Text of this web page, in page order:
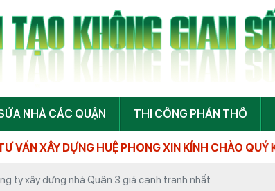
NHÀ CÁC QUẬN THI CÔNG PHẦN THÔ
HUỆ PHONG XIN KÍNH CHÀO QUÝ KHÁCH !
ty xây dựng nhà Quận 3 giá cạnh tranh nhất